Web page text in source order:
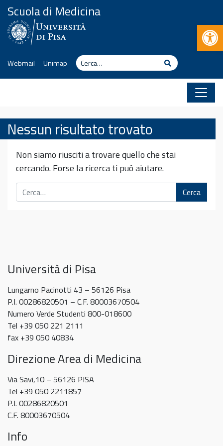
Vai al contenuto
Scuola di Medicina
Webmail Unimap Cerca Cerca
Nessun risultato trovato
Non siamo riusciti a trovare quello che stai
cercando. Forse la ricerca ti può aiutare.
Cerca
Università di Pisa
Lungarno Pacinotti 43 – 56126 Pisa
P.I. 00286820501 – C.F. 80003670504
Numero Verde Studenti 800-018600
Tel +39 050 221 2111
fax +39 050 40834
Direzione Area di Medicina
Via Savi,10 – 56126 PISA
Tel +39 050 2211857
P.I. 00286820501
C.F. 80003670504
Info